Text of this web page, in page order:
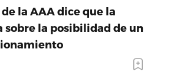
la AAA dice que la
sobre la posibilidad de un